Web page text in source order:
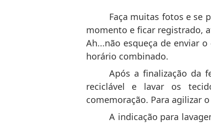
Faça muitas fotos e se
momento e ficar registrado,
Ah...não esqueça de enviar
horário combinado.
Após a finalização da
reciclável e lavar os
comemoração. Para agilizar
A indicação para